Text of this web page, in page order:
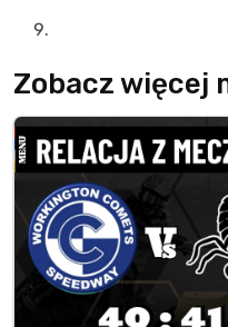
Zobacz więcej